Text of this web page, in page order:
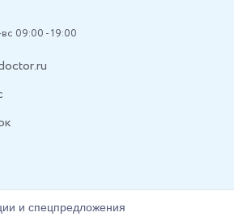
09:00 - 19:00